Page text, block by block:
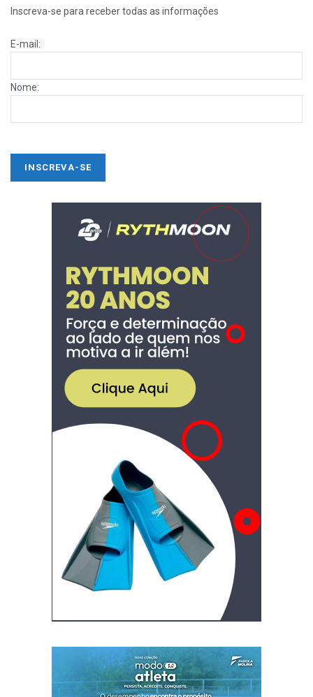
Inscreva-se para receber todas as informações
E-mail:
Nome: